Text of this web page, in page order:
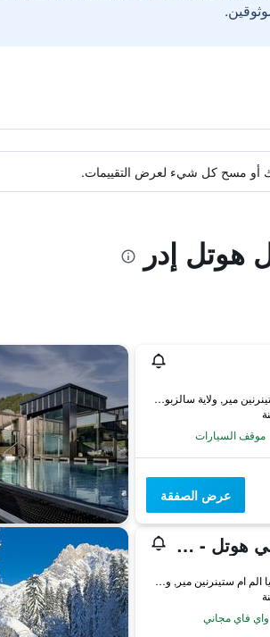
أو مسح كل شيء لعرض التقييمات.
هوتل إدر
Oberdorf 6, ماريا الم ام ستينرنين مير, ولاية سالزبورغ, النمسا
موقف السيارات
عرض الصفقة
إدر فريدا - فاميلي هوتل - توتيي كومبليتيشر شامل جميعكلوخدف
Hochkönigstraße 31, ماريا الم ام ستينرنين مير, ولاية سالزبورغ, النمسا
واي فاي مجاني